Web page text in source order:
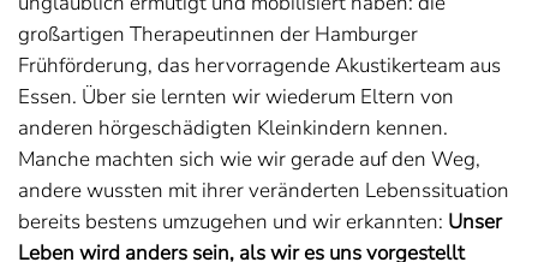
großartigen Therapeutinnen der Hamburger
Frühförderung, das hervorragende Akustikerteam aus
Essen. Über sie lernten wir wiederum Eltern von
anderen hörgeschädigten Kleinkindern kennen.
Manche machten sich wie wir gerade auf den Weg,
andere wussten mit ihrer veränderten Lebenssituation
bereits bestens umzugehen und wir erkannten: Unser
Leben wird anders sein, als wir es uns vorgestellt